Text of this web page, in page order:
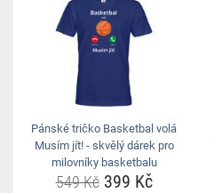
Pánské tričko Basketbal volá
Musím jít! - skvělý dárek pro
milovníky basketbalu
549 Kč399 Kč